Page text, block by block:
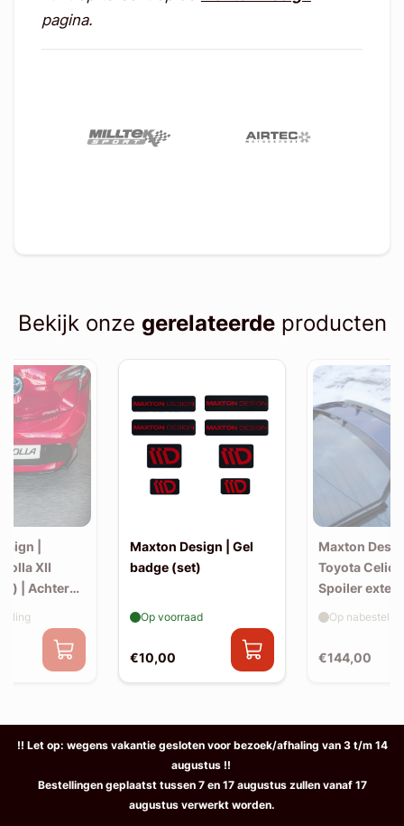
pagina.
Bekijk onze gerelateerdeproducten
|
XII
| Achter
Maxton Design | Gel
badge (set)
€10,00
Op voorraad
Maxton
Toyota
Spoiler
€144,00
Op
!! Let op: wegens vakantie gesloten voor bezoek/afhaling van 3 t/m 14
augustus !!
Bestellingen geplaatst tussen 7 en 17 augustus zullen vanaf 17
augustus verwerkt worden.